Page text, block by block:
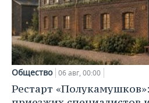
Общество 06 авг, 00:00
Рестарт